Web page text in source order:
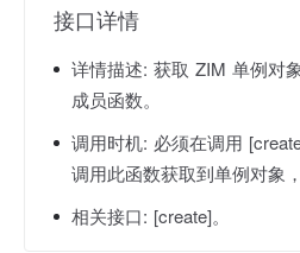
接口详情
详情描述: 获取 ZIM 单例对
成员函数。
调用时机: 必须在调用
调用此函数获取到单例对象
相关接口: [create]。